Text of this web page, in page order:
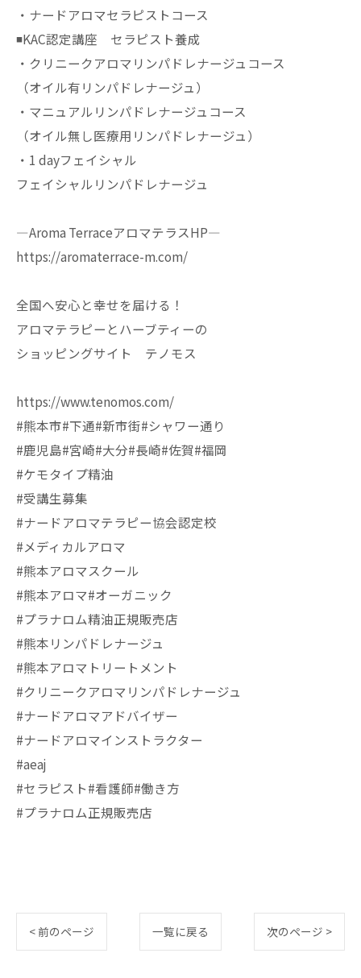
・ナードアロマセラピストコース
◾️KAC認定講座 セラピスト養成
・クリニークアロマリンパドレナージュコース
（オイル有リンパドレナージュ）
・マニュアルリンパドレナージュコース
（オイル無し医療用リンパドレナージュ）
・1 dayフェイシャル
フェイシャルリンパドレナージュ
—Aroma TerraceアロマテラスHP—
https://aromaterrace-m.com/
全国へ安心と幸せを届ける！
アロマテラピーとハーブティーの
ショッピングサイト テノモス
https://www.tenomos.com/
#熊本市#下通#新市街#シャワー通り
#鹿児島#宮崎#大分#長崎#佐賀#福岡
#ケモタイプ精油
#受講生募集
#ナードアロマテラピー協会認定校
#メディカルアロマ
#熊本アロマスクール
#熊本アロマ#オーガニック
#プラナロム精油正規販売店
#熊本リンパドレナージュ
#熊本アロマトリートメント
#クリニークアロマリンパドレナージュ
#ナードアロマアドバイザー
#ナードアロマインストラクター
#aeaj
#セラピスト#看護師#働き方
#プラナロム正規販売店
< 前のページ 一覧に戻る 次のページ >